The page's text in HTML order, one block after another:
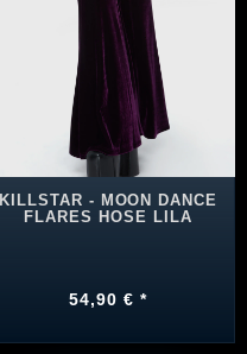
KILLSTAR - MOON DANCE
FLARES HOSE LILA
54,90 € *